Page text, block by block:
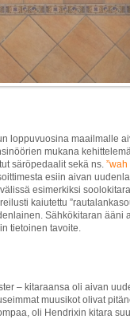
loppuvuosina maailmalle
mukana
säröpedaalit sekä ns. ”wah
esiin aivan
esimerkiksi
kaiutettu
Sähkökitaran ääni
tietoinen tavoite.
– kitaraansa oli aivan
muusikot olivat
oli Hendrixin kitara